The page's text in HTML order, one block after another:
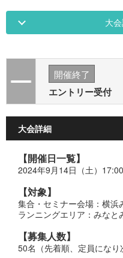
大
開催終了
エントリー受付
大会詳細
【開催日一覧】
2024年9月14日（土）
【対象】
集合・セミナー会場：横浜
ランニングエリア：みなと
【募集人数】
50名（先着順、定員になり